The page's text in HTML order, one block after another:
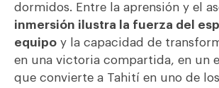
dormidos. Entre la aprensión y el
inmersión ilustra la fuerza del
equipo y la capacidad de
en una victoria compartida, en un
que convierte a Tahití en uno de